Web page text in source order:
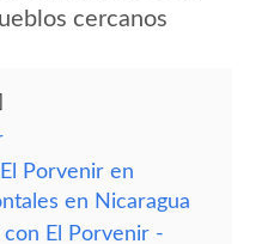
cercanos
Porvenir en
en Nicaragua
El Porvenir -